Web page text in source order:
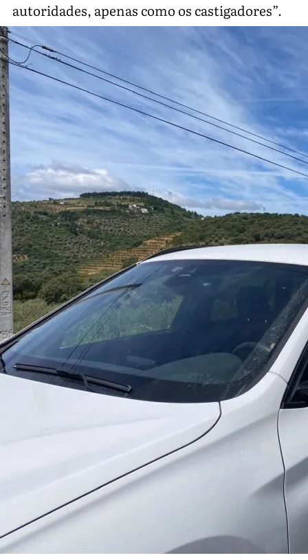
autoridades, apenas como os castigadores”.